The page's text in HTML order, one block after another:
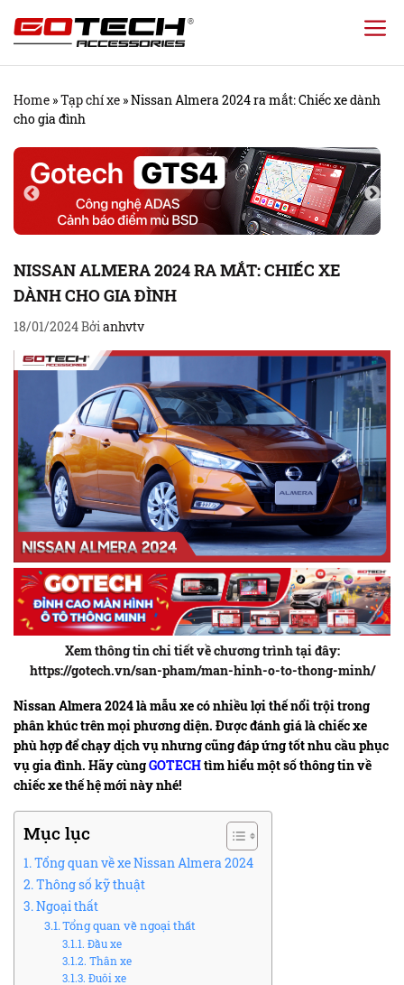
Chuyển
đến
dung
Home »Tạp chí xe »Nissan Almera 2024 ra mắt: Chiếc xe dành
cho gia đình
NISSAN ALMERA 2024 RA MẮT: CHIẾC XE
DÀNH CHO GIA ĐÌNH
18/01/2024Bởianhvtv
Xem thông tin chi tiết về chương trình tại đây:
https://gotech.vn/san-pham/man-hinh-o-to-thong-minh/
Nissan Almera 2024 là mẫu xe có nhiều lợi thế nổi trội trong
phân khúc trên mọi phương diện. Được đánh giá là chiếc xe
phù hợp để chạy dịch vụ nhưng cũng đáp ứng tốt nhu cầu phục
vụ gia đình. Hãy cùngGOTECHtìm hiểu một số thông tin về
chiếc xe thế hệ mới này nhé!
Mục lục
Tổng quan về xe Nissan Almera 2024
Thông số kỹ thuật
Ngoại thất
Tổng quan về ngoại thất
Đầu xe
Thân xe
Đuôi xe